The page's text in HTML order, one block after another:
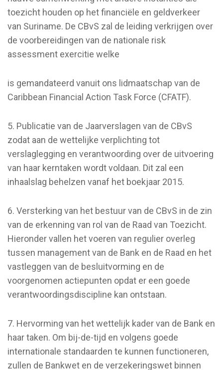
toezicht houden op het financiële en geldverkeer
van Suriname. De CBvS zal de leiding verkrijgen over
de voorbereidingen van de nationale risk
assessment exercitie welke
is gemandateerd vanuit ons lidmaatschap van de
Caribbean Financial Action Task Force (CFATF).
5. Publicatie van de Jaarverslagen van de CBvS
zodat aan de wettelijke verplichting tot
verslaglegging en verantwoording over de uitvoering
van haar kerntaken wordt voldaan. Dit zal een
inhaalslag behelzen vanaf het boekjaar 2015.
6. Versterking van het bestuur van de CBvS in de zin
van de erkenning van rol van de Raad van Toezicht.
Hieronder vallen het voeren van regulier overleg
tussen management van de Bank en de Raad en het
vastleggen van de besluitvorming en de
voorgenomen actiepunten opdat er een goede
verantwoordingsdiscipline kan ontstaan.
7. Hervorming van het wettelijk kader van de Bank en
haar taken. Om bij-de-tijd en volgens goede
internationale standaarden te kunnen functioneren,
zullen de Bankwet en de verzekeringswet binnen